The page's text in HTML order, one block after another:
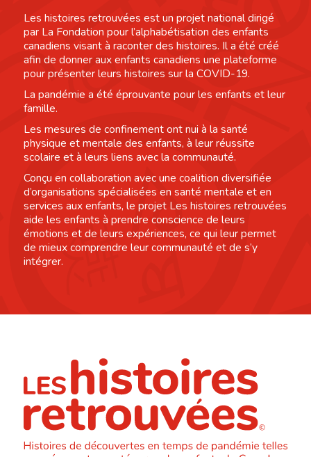
Les histoires retrouvées est un projet national dirigé
par La Fondation pour l’alphabétisation des enfants
canadiens visant à raconter des histoires. Il a été créé
afin de donner aux enfants canadiens une plateforme
pour présenter leurs histoires sur la COVID-19.
La pandémie a été éprouvante pour les enfants et leur
famille.
Les mesures de confinement ont nui à la santé
physique et mentale des enfants, à leur réussite
scolaire et à leurs liens avec la communauté.
Conçu en collaboration avec une coalition diversifiée
d’organisations spécialisées en santé mentale et en
services aux enfants, le projet Les histoires retrouvées
aide les enfants à prendre conscience de leurs
émotions et de leurs expériences, ce qui leur permet
de mieux comprendre leur communauté et de s’y
intégrer.